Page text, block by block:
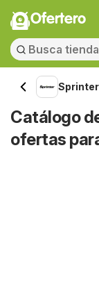
Ofertero
Catálogo
ofertas